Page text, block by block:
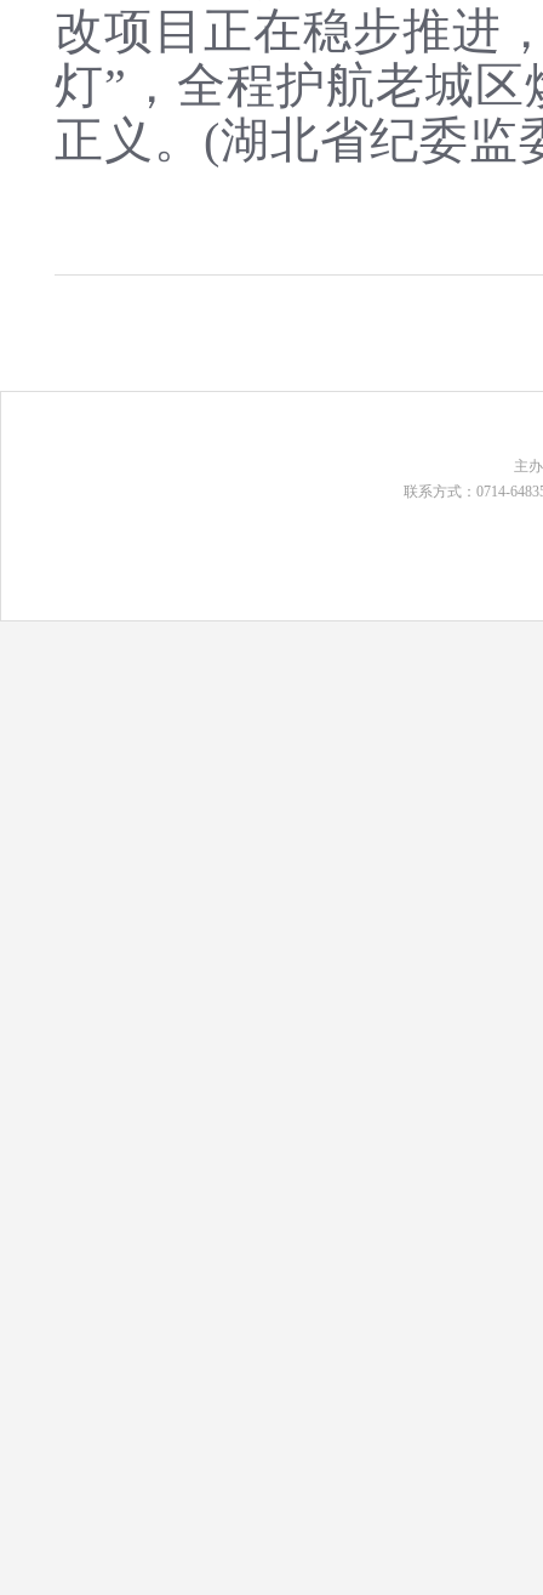
改项目正在稳步推进
灯”，全程护航老城
正义。(湖北省纪委监
主
联系方式：0714-